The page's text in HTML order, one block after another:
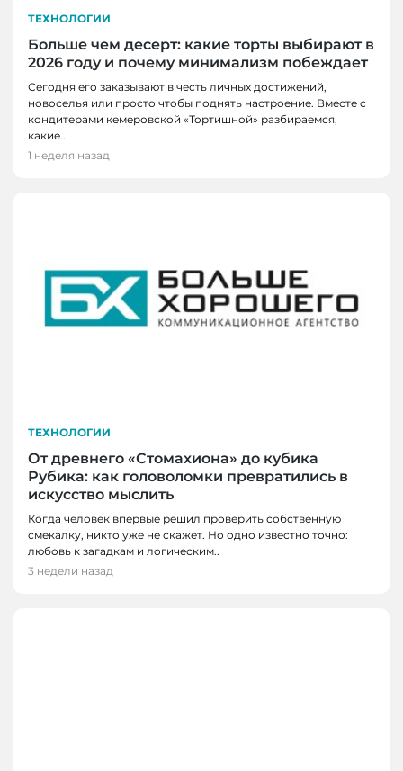
ТЕХНОЛОГИИ
Больше чем десерт: какие торты выбирают в
2026 году и почему минимализм побеждает
Сегодня его заказывают в честь личных достижений,
новоселья или просто чтобы поднять настроение. Вместе с
кондитерами кемеровской «Тортишной» разбираемся,
какие..
1 неделя назад
ТЕХНОЛОГИИ
От древнего «Стомахиона» до кубика
Рубика: как головоломки превратились в
искусство мыслить
Когда человек впервые решил проверить собственную
смекалку, никто уже не скажет. Но одно известно точно:
любовь к загадкам и логическим..
3 недели назад